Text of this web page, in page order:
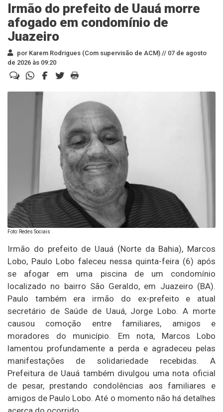
Irmão do prefeito de Uauá morre
afogado em condomínio de
Juazeiro
por Karem Rodrigues (Com supervisão de ACM) // 07 de agosto
de 2026 às 09:20
Foto: Redes Sociais
Irmão do prefeito de Uauá (Norte da Bahia), Marcos
Lobo, Paulo Lobo faleceu nessa quinta-feira (6) após
se afogar em uma piscina de um condomínio
localizado no bairro São Geraldo, em Juazeiro (BA).
Paulo também era irmão do ex-prefeito e atual
secretário de Saúde de Uauá, Jorge Lobo. A morte
causou comoção entre familiares, amigos e
moradores do município. Em nota, Marcos Lobo
lamentou profundamente a perda e agradeceu pelas
manifestações de solidariedade recebidas. A
Prefeitura de Uauá também divulgou uma nota oficial
de pesar, prestando condolências aos familiares e
amigos de Paulo Lobo. Até o momento não há detalhes